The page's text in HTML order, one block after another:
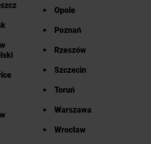
Opole
Poznań
Rzeszów
Szczecin
Toruń
Warszawa
Wrocław